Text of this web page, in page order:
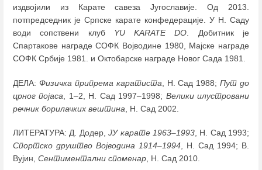
издвојили из Карате савеза Југославије. Од 2013.
потпредседник је Српске карате конфедерације. У Н. Саду
води сопствени клуб YU KARATE DO. Добитник је
Спартакове награде СОФК Војводине 1980, Мајске награде
СОФК Србије 1981. и Октобарске награде Новог Сада 1981.
ДЕЛА: Физичка припрема каратиста , Н. Сад 1988;Пут до
црног појаса , 1–2, Н. Сад 1997–1998; Велики илустровани
речник борилачких вештина , Н. Сад 2002.
ЛИТЕРАТУРА: Д. Додер,ЈУ карате 1963–1993, Н. Сад 1993;
Спортско друштво Војводина 1914–1994 , Н. Сад 1994; В.
Вујин, Сентиментални споменар , Н. Сад 2010.